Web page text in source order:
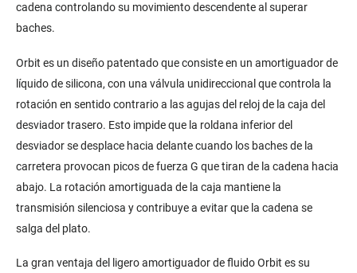
cadena controlando su movimiento descendente al superar
baches.
Orbit es un diseño patentado que consiste en un amortiguador de
líquido de silicona, con una válvula unidireccional que controla la
rotación en sentido contrario a las agujas del reloj de la caja del
desviador trasero. Esto impide que la roldana inferior del
desviador se desplace hacia delante cuando los baches de la
carretera provocan picos de fuerza G que tiran de la cadena hacia
abajo. La rotación amortiguada de la caja mantiene la
transmisión silenciosa y contribuye a evitar que la cadena se
salga del plato.
La gran ventaja del ligero amortiguador de fluido Orbit es su